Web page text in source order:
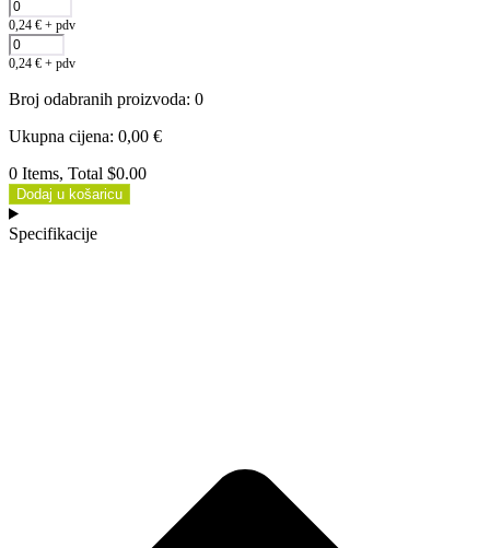
0,24 € + pdv
0,24 € + pdv
Broj odabranih proizvoda: 0
Ukupna cijena: 0,00 €
0 Items, Total $0.00
Dodaj u košaricu
Specifikacije